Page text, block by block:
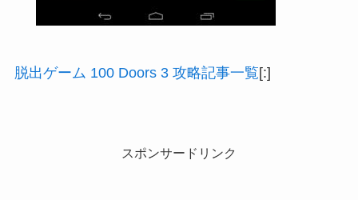
脱出ゲーム 100 Doors 3 攻略記事一覧[:]
スポンサードリンク